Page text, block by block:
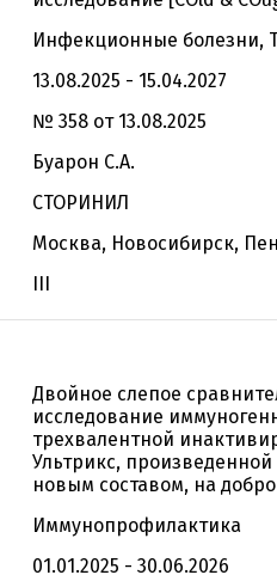
Инфекционные болезни,
13.08.2025 - 15.04.2027
№ 358 от 13.08.2025
Буарон С.А.
СТОРИНИЛ
Москва, Новосибирск,
III
Двойное слепое
исследование
трехвалентной
Ультрикс,
новым составом, на
Иммунопрофилактика
01.01.2025 - 30.06.2026